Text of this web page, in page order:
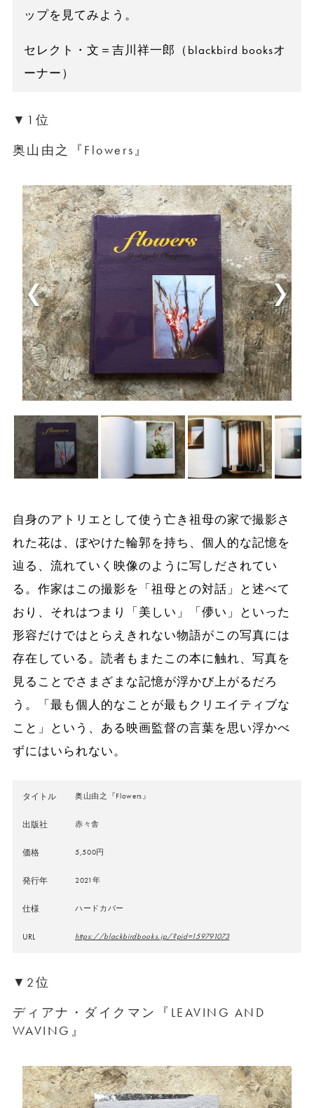
ップを見てみよう。
セレクト・文＝吉川祥一郎（blackbird booksオ
ーナー）
▼1位
奥山由之『Flowers』
自身のアトリエとして使う亡き祖母の家で撮影さ
れた花は、ぼやけた輪郭を持ち、個人的な記憶を
辿る、流れていく映像のように写しだされてい
る。作家はこの撮影を「祖母との対話」と述べて
おり、それはつまり「美しい」「儚い」といった
形容だけではとらえきれない物語がこの写真には
存在している。読者もまたこの本に触れ、写真を
見ることでさまざまな記憶が浮かび上がるだろ
う。「最も個人的なことが最もクリエイティブな
こと」という、ある映画監督の言葉を思い浮かべ
ずにはいられない。
タイトル 奥山由之『Flowers』
出版社 赤々舎
価格 5,500円
発行年 2021年
仕様 ハードカバー
URL https://blackbirdbooks.jp/?pid=159791073
▼2位
ディアナ・ダイクマン『LEAVING AND
WAVING』